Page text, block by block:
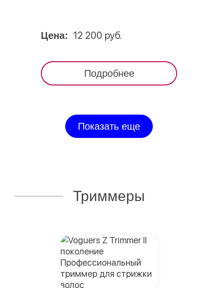
Цена: 12 200 руб.
Подробнее
Показать еще
Триммеры